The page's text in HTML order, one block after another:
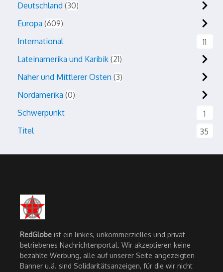
Deutschland 30
Europa 609
International
11
Lateinamerika und Karibik 21
Naher und Mittlerer Osten 3
Nordamerika 0
Schwerpunkt
1
Titel
35
RedGlobe ist ein linkes, unkommerzielles und privat
betriebenes Nachrichtenportal. Wir akzeptieren keine
bezahlte Werbung, alle auf unserer Seite angezeigten
Banner u.ä. sind Solidaritätsanzeigen, für die wir nicht